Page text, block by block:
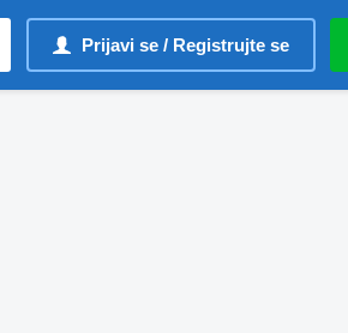
Prijavi se / Registrujte se